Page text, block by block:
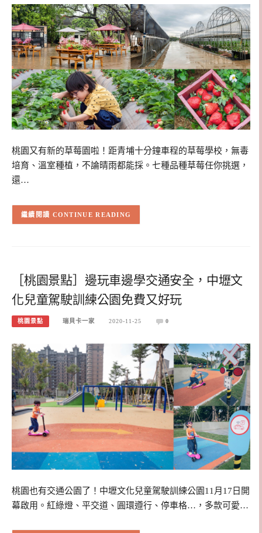
桃園又有新的草莓園啦！距青埔十分鐘車程的草莓學校，無毒
培育、溫室種植，不論晴雨都能採。七種品種草莓任你挑選，
還…
CONTINUE READING
［桃園景點］邊玩車邊學交通安全，中壢文
化兒童駕駛訓練公園免費又好玩
桃園景點 瑞貝卡一家 2020-11-25 0
桃園也有交通公園了！中壢文化兒童駕駛訓練公園11月17日開
幕啟用。紅綠燈、平交道、圓環遵行、停車格…，多款可愛…